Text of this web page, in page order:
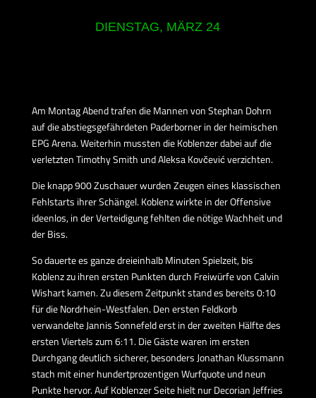
DIENSTAG, MÄRZ 24
Am Montag Abend trafen die Mannen von Stephan Dohrn
auf die abstiegsgefährdeten Paderborner in der heimischen
EPG Arena. Weiterhin mussten die Koblenzer dabei auf die
verletzten Timothy Smith und Aleksa Kovčević verzichten.
Die knapp 900 Zuschauer wurden Zeugen eines klassischen
Fehlstarts ihrer Schängel. Koblenz wirkte in der Offensive
ideenlos, in der Verteidigung fehlten die nötige Wachheit und
der Biss.
So dauerte es ganze dreieinhalb Minuten Spielzeit, bis
Koblenz zu ihren ersten Punkten durch Freiwürfe von Calvin
Wishart kamen. Zu diesem Zeitpunkt stand es bereits 0:10
für die Nordrhein-Westfalen. Den ersten Feldkorb
verwandelte Jannis Sonnefeld erst in der zweiten Hälfte des
ersten Viertels zum 6:11. Die Gäste waren im ersten
Durchgang deutlich sicherer, besonders Jonathan Klussmann
stach mit einer hundertprozentigen Wurfquote und neun
Punkte hervor. Auf Koblenzer Seite hielt nur Decorian Jeffries